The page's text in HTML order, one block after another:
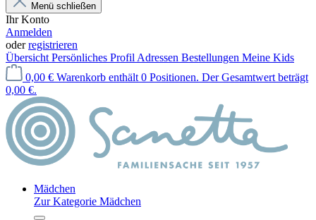
Menü schließen
Ihr Konto
Anmelden
oderregistrieren
Übersicht Persönliches Profil Adressen Bestellungen Meine Kids
0,00 € Warenkorb enthält 0 Positionen. Der Gesamtwert beträgt
0,00 €.
Mädchen
Zur Kategorie Mädchen